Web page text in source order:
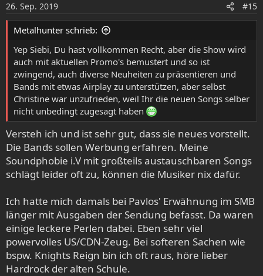
n
e
n
26. Sep. 2019 #15
Metalhunter schrieb:
Yep Siebi, Du hast vollkommen Recht, aber die Show wird
auch mit aktuellen Promo's bemustert und so ist
zwingend, auch diverse Neuheiten zu präsentieren und
Bands mit etwas Airplay zu unterstützen, aber selbst
Christine war unzufrieden, weil Ihr die neuen Songs selber
nicht unbedingt zugesagt haben
Versteh ich und ist sehr gut, dass sie neues vorstellt.
Die Bands sollen Werbung erfahren. Meine
Soundphobie i.V mit großteils austauschbaren Songs
schlägt leider oft zu, können die Musiker nix dafür.
Ich hatte mich damals bei Pavlos' Erwähnung im SMB
länger mit Ausgaben der Sendung befasst. Da waren
einige leckere Perlen dabei. Eben sehr viel
powervolles US/CDN-Zeug. Bei softeren Sachen wie
bspw. Knights Reign bin ich oft raus, höre lieber
Hardrock der alten Schule.